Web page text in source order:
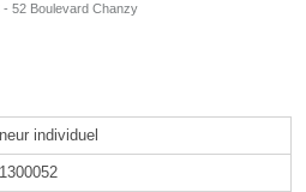
52 Boulevard Chanzy
individuel